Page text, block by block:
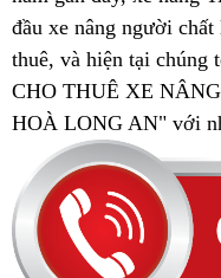
đầu xe nâng người
thuê, và hiện tại chúng
CHO THUÊ XE
HOÀ LONG AN" với